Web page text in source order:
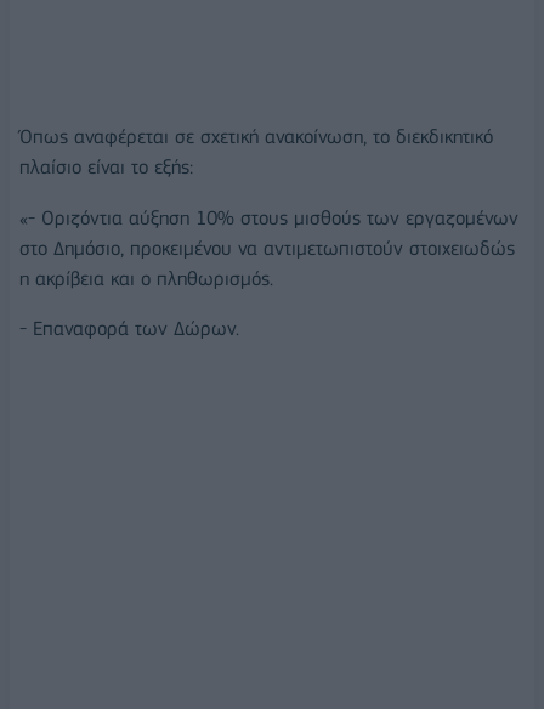
Όπως αναφέρεται σε σχετική ανακοίνωση, το διεκδικητικό
πλαίσιο είναι το εξής:
«- Οριζόντια αύξηση 10% στους μισθούς των εργαζομένων
στο Δημόσιο, προκειμένου να αντιμετωπιστούν στοιχειωδώς
η ακρίβεια και ο πληθωρισμός.
- Επαναφορά των Δώρων.